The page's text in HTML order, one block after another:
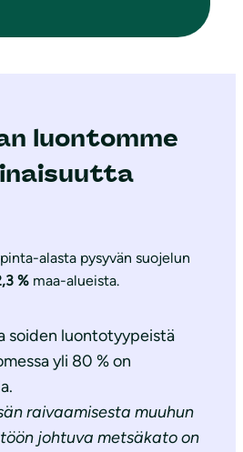
luontomme
alasta pysyvän suojelun
% maa-alueista.
soiden luontotyypeistä
yli 80 % on
raivaamisesta muuhun
johtuva metsäkato on